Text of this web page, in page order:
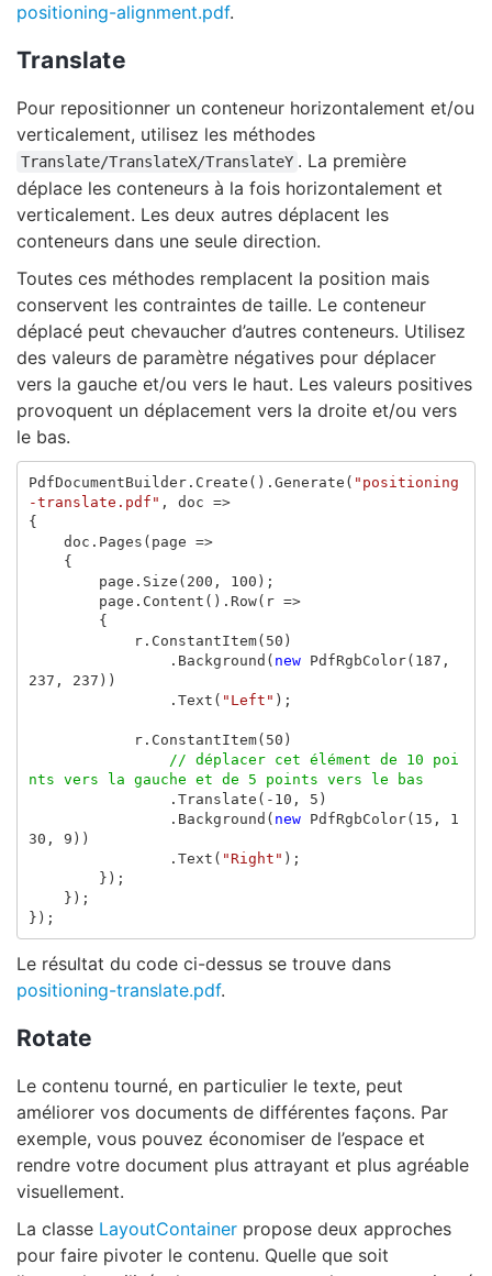
positioning-alignment.pdf.
Translate
Pour repositionner un conteneur horizontalement et/ou
verticalement, utilisez les méthodes
Translate/TranslateX/TranslateY . La première
déplace les conteneurs à la fois horizontalement et
verticalement. Les deux autres déplacent les
conteneurs dans une seule direction.
Toutes ces méthodes remplacent la position mais
conservent les contraintes de taille. Le conteneur
déplacé peut chevaucher d’autres conteneurs. Utilisez
des valeurs de paramètre négatives pour déplacer
vers la gauche et/ou vers le haut. Les valeurs positives
provoquent un déplacement vers la droite et/ou vers
le bas.
PdfDocumentBuilder. Create (). Generate ( "positioning
-translate.pdf" , doc =>
{
doc . Pages ( page =>
{
page . Size ( 200 , 100 );
page . Content (). Row( r =>
{
r. ConstantItem( 50 )
. Background ( new PdfRgbColor( 187 ,
237 , 237 ))
. Text ( "Left" );
r. ConstantItem( 50 )
// déplacer cet élément de 10 poi
nts vers la gauche et de 5 points vers le bas
. Translate (- 10 , 5 )
. Background ( new PdfRgbColor( 15 ,
1
30 , 9 ))
. Text ( "Right" );
});
});
});
Le résultat du code ci-dessus se trouve dans
positioning-translate.pdf.
Rotate
Le contenu tourné, en particulier le texte, peut
améliorer vos documents de différentes façons. Par
exemple, vous pouvez économiser de l’espace et
rendre votre document plus attrayant et plus agréable
visuellement.
La classe LayoutContainer propose deux approches
pour faire pivoter le contenu. Quelle que soit